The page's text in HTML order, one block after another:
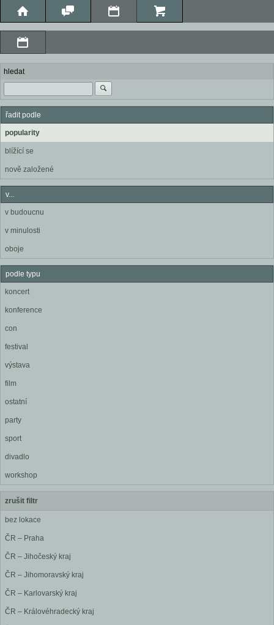
hledat
řadit podle
popularity
blížící se
nově založené
v...
v budoucnu
v minulosti
oboje
podle typu
koncert
konference
con
festival
výstava
film
ostatní
party
sport
divadlo
workshop
zrušit filtr
bez lokace
ČR – Praha
ČR – Jihočeský kraj
ČR – Jihomoravský kraj
ČR – Karlovarský kraj
ČR – Královéhradecký kraj